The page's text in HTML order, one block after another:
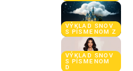
VÝKLAD SNOV
S PÍSMENOM Z
VÝKLAD SNOV
S PÍSMENOM
D